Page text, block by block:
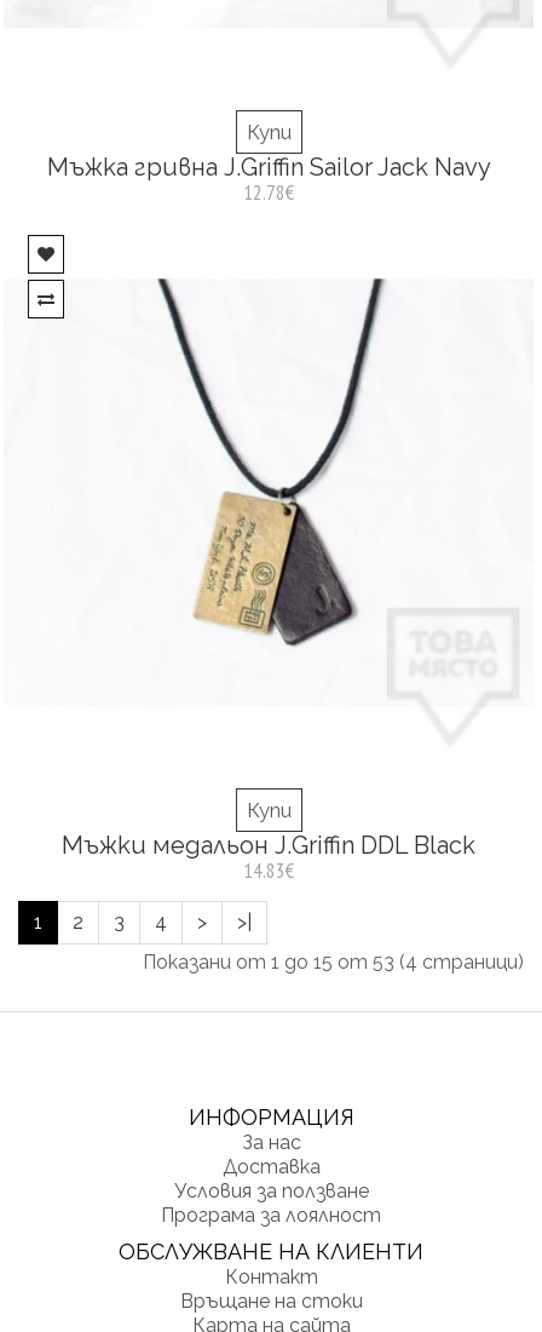
Купи
Мъжка гривна J.Griffin Sailor Jack Navy
12.78€
Купи
Мъжки медальон J.Griffin DDL Black
14.83€
1 2 3 4 >
>|
Показани от 1 до 15 от 53 (4 страници)
ИНФОРМАЦИЯ
За нас
Доставка
Условия за ползване
Програма за лоялност
ОБСЛУЖВАНЕ НА КЛИЕНТИ
Контакт
Връщане на стоки
Карта на сайта